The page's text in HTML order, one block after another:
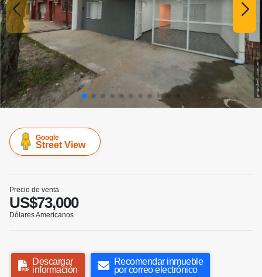
Google
Street View
Precio de venta
US$73,000
Dólares Americanos
Descargar
información
Recomendar inmueble
por correo electrónico